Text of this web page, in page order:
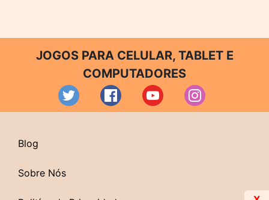
JOGOS PARA CELULAR, TABLET E
COMPUTADORES
Blog
Sobre Nós